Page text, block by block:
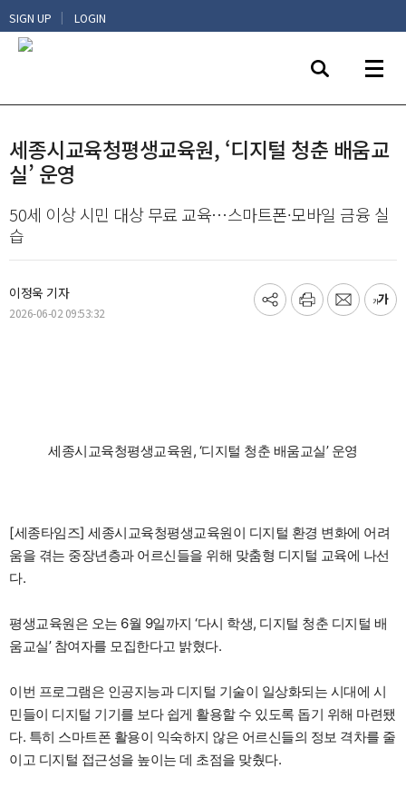
SIGN UP | LOGIN
세종시교육청평생교육원, ‘디지털 청춘 배움교
실’ 운영
50세 이상 시민 대상 무료 교육…스마트폰·모바일 금융 실
습
이정욱 기자
2026-06-02 09:53:32
기
프
메
글
세종시교육청평생교육원, ‘디지털 청춘 배움교실’ 운영
[세종타임즈] 세종시교육청평생교육원이 디지털 환경 변화에 어려
움을 겪는 중장년층과 어르신들을 위해 맞춤형 디지털 교육에 나선
다.
평생교육원은 오는 6월 9일까지 ‘다시 학생, 디지털 청춘 디지털 배
움교실’ 참여자를 모집한다고 밝혔다.
이번 프로그램은 인공지능과 디지털 기술이 일상화되는 시대에 시
민들이 디지털 기기를 보다 쉽게 활용할 수 있도록 돕기 위해 마련됐
다. 특히 스마트폰 활용이 익숙하지 않은 어르신들의 정보 격차를 줄
이고 디지털 접근성을 높이는 데 초점을 맞췄다.